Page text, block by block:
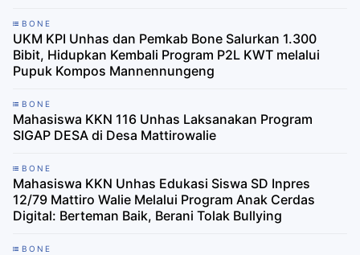
BONE
UKM KPI Unhas dan Pemkab Bone Salurkan 1.300
Bibit, Hidupkan Kembali Program P2L KWT melalui
Pupuk Kompos Mannennungeng
BONE
Mahasiswa KKN 116 Unhas Laksanakan Program
SIGAP DESA di Desa Mattirowalie
BONE
Mahasiswa KKN Unhas Edukasi Siswa SD Inpres
12/79 Mattiro Walie Melalui Program Anak Cerdas
Digital: Berteman Baik, Berani Tolak Bullying
BONE